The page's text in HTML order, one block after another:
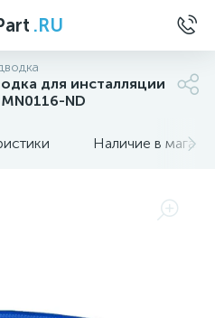
.RU
для инсталляции
ND
Наличие в